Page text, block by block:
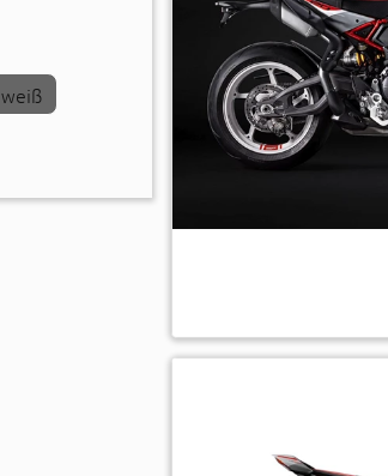
weiß